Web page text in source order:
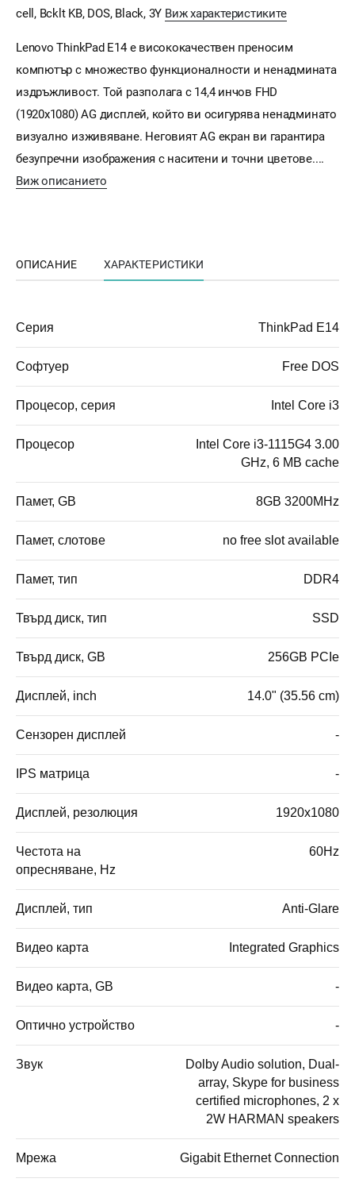
cell, Bcklt KB, DOS, Black, 3Y Виж характеристиките
Lenovo ThinkPad Е14 е висококачествен преносим
компютър с множество функционалности и ненадмината
издръжливост. Той разполага с 14,4 инчов FHD
(1920x1080) АG дисплей, който ви осигурява ненадминато
визуално изживяване. Неговият AG екран ви гарантира
безупречни изображения с наситени и точни цветове....
Виж описанието
ОПИСАНИЕ ХАРАКТЕРИСТИКИ
Серия ThinkPad E14
Софтуер Free DOS
Процесор, серия Intel Core i3
Процесор
Intel Core i3-1115G4 3.00
GHz, 6 MB cache
Памет, GB 8GB 3200MHz
Памет, слотове no free slot available
Памет, тип DDR4
Твърд диск, тип SSD
Твърд диск, GB 256GB PCIe
Дисплей, inch 14.0" (35.56 cm)
Сензорен дисплей -
IPS матрица -
Дисплей, резолюция 1920x1080
Честота на
опресняване, Hz
60Hz
Дисплей, тип Anti-Glare
Видео карта Integrated Graphics
Видео карта, GB -
Оптично устройство -
Звук
Dolby Audio solution, Dual-
array, Skype for business
certified microphones, 2 x
2W HARMAN speakers
Мрежа Gigabit Ethernet Connection